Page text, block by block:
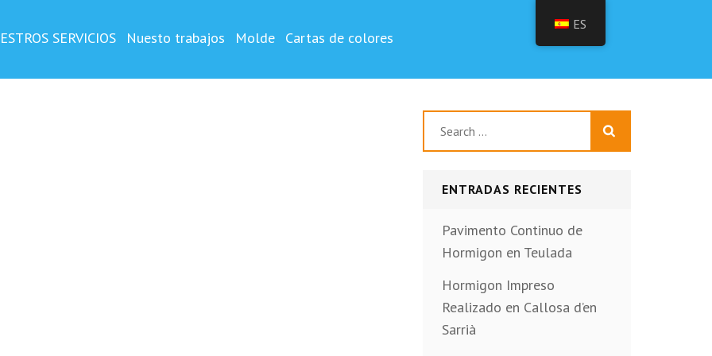
y impreso ,vertical
SERVICIOS Nuesto trabajos Molde Cartas de colores
ENTRADAS RECIENTES
Pavimento Continuo de
Hormigon en Teulada
Hormigon Impreso
Realizado en Callosa d’en
Sarrià
ES